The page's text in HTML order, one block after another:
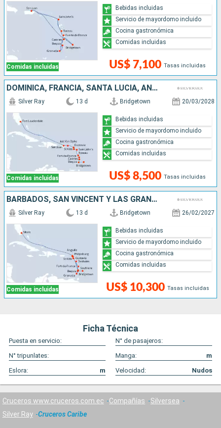
Comidas incluidas US$ 7,100 Tasas incluidas
Bebidas incluidas
Servicio de mayordomo incluido
Cocina gastronómica
Comidas incluidas
DOMINICA, FRANCIA, SANTA LUCIA, ANTIGUA Y BARBUDA, BARBADOS, ESTADOS UNIDOS, SAN VINCENT Y LAS GRANADINAS, PUERTO RICO
Comidas incluidas
Silver Ray 13 d Bridgetown 20/03/2028
US$ 8,500 Tasas incluidas
Bebidas incluidas
Servicio de mayordomo incluido
Cocina gastronómica
Comidas incluidas
BARBADOS, SAN VINCENT Y LAS GRANADINAS, GRENADA, SANTA LUCIA, ANTIGUA Y BARBUDA, SAN MARTÍN, FRANCIA, , ESTADOS UNIDOS
Comidas incluidas
Silver Ray 13 d Bridgetown 26/02/2027
US$ 10,300 Tasas incluidas
Bebidas incluidas
Servicio de mayordomo incluido
Cocina gastronómica
Comidas incluidas
Ficha Técnica
Puesta en servicio:
N° de pasajeros:
N° tripunlates:
Manga:
m
Eslora:
m Velocidad: Nudos
Cruceros www.cruceros.com.ec Compañías
Silversea
Silver Ray
Cruceros Caribe